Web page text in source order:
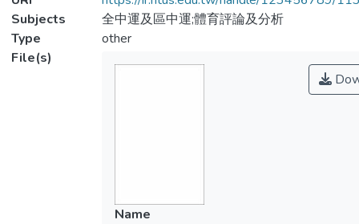
Subjects
全中運及區中運;體育評論及分析
Type
other
File(s)
Name